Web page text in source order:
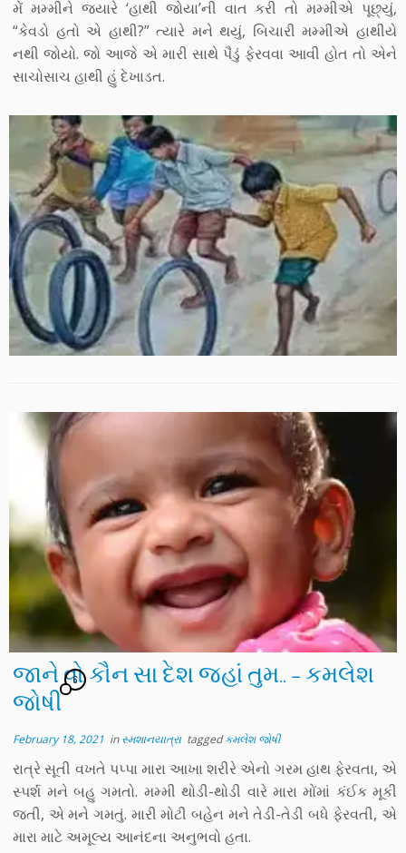
મેં મમ્મીને જયારે ‘હાથી જોયા’ની વાત કરી તો મમ્મીએ પૂછ્યું,
“કેવડો હતો એ હાથી?” ત્યારે મને થયું, બિચારી મમ્મીએ હાથીયે
નથી જોયો. જો આજે એ મારી સાથે પૈડું ફેરવવા આવી હોત તો એને
સાચોસાચ હાથી હું દેખાડત.
જાને વો કૌન સા દેશ જહાં તુમ.. – કમલેશ
જોષી
6
February 18, 2021 inસ્મશાનયાત્રા taggedકમલેશ જોષી
રાત્રે સૂતી વખતે પપ્પા મારા આખા શરીરે એનો ગરમ હાથ ફેરવતા, એ
સ્પર્શ મને બહુ ગમતો. મમ્મી થોડી-થોડી વારે મારા મોંમાં કંઈક મૂકી
જતી, એ મને ગમતું. મારી મોટી બહેન મને તેડી-તેડી બધે ફેરવતી, એ
મારા માટે અમૂલ્ય આનંદના અનુભવો હતા.